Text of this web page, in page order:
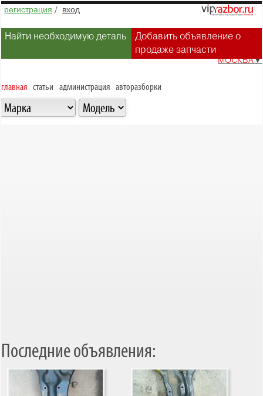
регистрация / вход
Найти необходимую деталь
Добавить объявление о
продаже запчасти
МОСКВА▼
главная статьи администрация авторазборки
Последние объявления: